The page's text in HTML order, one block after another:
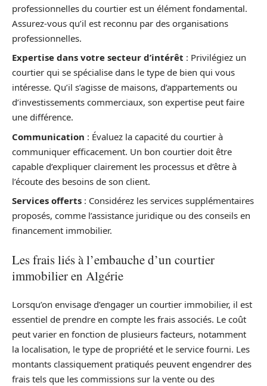
professionnelles du courtier est un élément fondamental.
Assurez-vous qu’il est reconnu par des organisations
professionnelles.
Expertise dans votre secteur d’intérêt : Privilégiez un
courtier qui se spécialise dans le type de bien qui vous
intéresse. Qu’il s’agisse de maisons, d’appartements ou
d’investissements commerciaux, son expertise peut faire
une différence.
Communication : Évaluez la capacité du courtier à
communiquer efficacement. Un bon courtier doit être
capable d’expliquer clairement les processus et d’être à
l’écoute des besoins de son client.
Services offerts : Considérez les services supplémentaires
proposés, comme l’assistance juridique ou des conseils en
financement immobilier.
Les frais liés à l’embauche d’un courtier
immobilier en Algérie
Lorsqu’on envisage d’engager un courtier immobilier, il est
essentiel de prendre en compte les frais associés. Le coût
peut varier en fonction de plusieurs facteurs, notamment
la localisation, le type de propriété et le service fourni. Les
montants classiquement pratiqués peuvent engendrer des
frais tels que les commissions sur la vente ou des